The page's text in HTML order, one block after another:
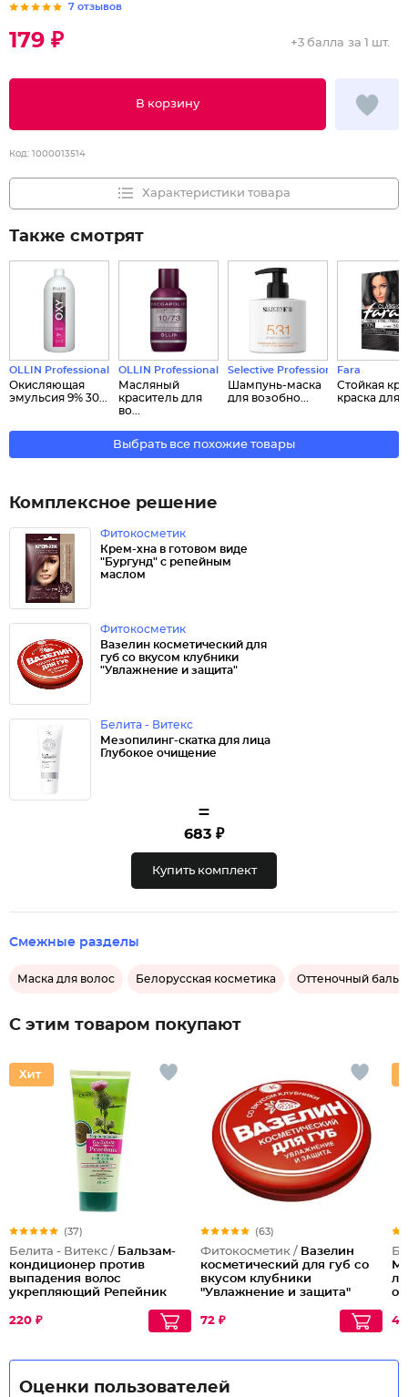
7 отзывов
179 ₽
В корзину
+3 балла за 1 шт.
Код: 1000013514
Характеристики товара
Также смотрят
OLLIN Professional
Окисляющая
эмульсия 9% 30...
OLLIN Professional
Масляный
краситель для
во...
Selective Professional
Шампунь-маска
для возобно...
Fara
Стойкая
краска для
Выбрать все похожие товары
Комплексное решение
Фитокосметик
Крем-хна в готовом виде
"Бургунд" с репейным
маслом
Фитокосметик
Вазелин косметический для
губ со вкусом клубники
"Увлажнение и защита"
Белита - Витекс
Мезопилинг-скатка для лица
Глубокое очищение
=
683 ₽
Купить комплект
Смежные разделы
Маска для волос Белорусская косметика Оттеночный
С этим товаром покупают
(37)
Белита - Витекс / Бальзам-
кондиционер против
выпадения волос
укрепляющий Репейник
220 ₽
(63)
Фитокосметик / Вазелин
косметический для губ со
вкусом клубники
"Увлажнение и защита"
72 ₽
Оценки пользователей